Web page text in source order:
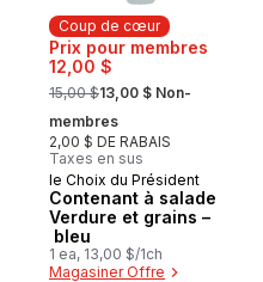
Coup de cœur
Prix pour membres
12,00 $
, formerly:
15,00 $13,00 $ Non-
membres
2,00 $ DE RABAIS
Taxes en sus
Coup de cœur
le Choix du Président
Contenant à salade
Verdure et grains –
bleu
1 ea, 13,00 $/1ch
Magasiner Offre